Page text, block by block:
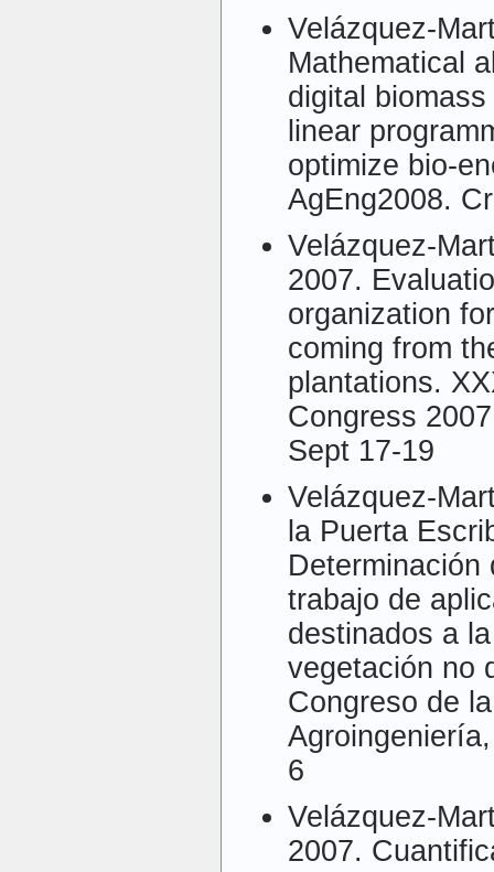
Velázquez-
Mathematical
digital
linear
optimize bio-
AgEng2008.
Velázquez-
2007.
organization
coming from
plantations.
Congress
Sept 17-19
Velázquez-
la Puerta
Determinación
trabajo de
destinados a
vegetación no
Congreso de
6
Velázquez-
2007.